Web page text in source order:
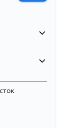
11- 1-
2ARFE,